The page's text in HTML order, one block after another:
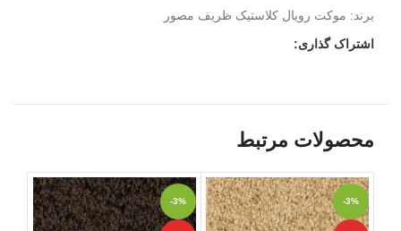
برند: موکت رویال کلاستیک ظریف مصور
اشتراک گذاری:
محصولات مرتبط
-3%
-3%